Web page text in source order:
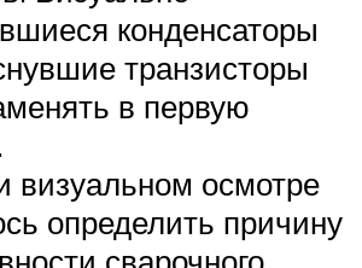
конденсаторы
транзисторы
в первую
визуальном осмотре
определить причину